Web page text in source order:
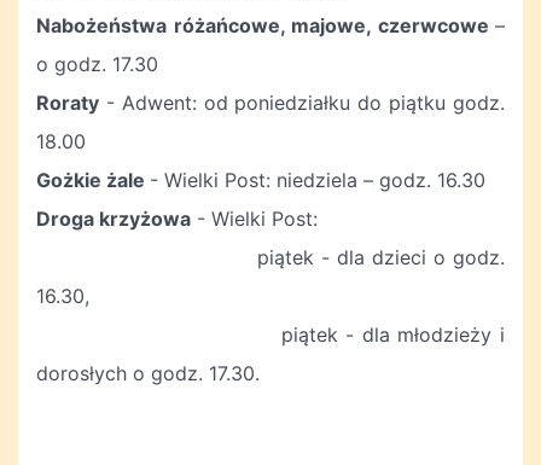
Nabożeństwa różańcowe, majowe, czerwcowe –
o godz. 17.30
Roraty - Adwent: od poniedziałku do piątku godz.
18.00
Gożkie żale - Wielki Post: niedziela – godz. 16.30
Droga krzyżowa - Wielki Post:
piątek - dla dzieci o godz.
16.30,
piątek - dla młodzieży i
dorosłych o godz. 17.30.